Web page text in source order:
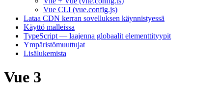
Vue CLI (vue.config.js)
Lataa CDN kerran sovelluksen käynnistyessä
Käyttö malleissa
TypeScript — laajenna globaalit elementtityypit
Ympäristömuuttujat
Lisälukemista
Vue 3